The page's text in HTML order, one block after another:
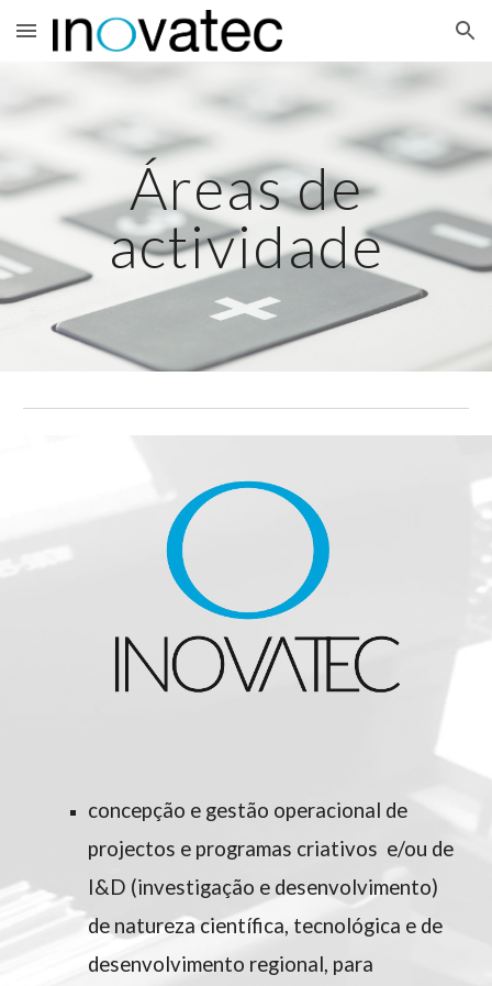
Skip to main content Skip to navigation
Áreas de
actividade
concepção e gestão operacional de
projectos e programas criativos e/ou de
I&D (investigação e desenvolvimento)
de natureza científica, tecnológica e de
desenvolvimento regional, para